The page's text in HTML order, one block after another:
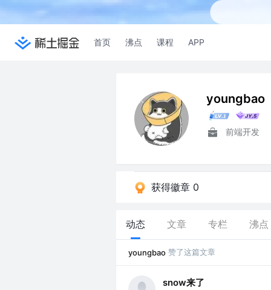
首页 沸点 课程 APP
youngbao
前端开发
获得徽章 0
动态 文章 专栏 沸点
youngbao 赞了这篇文章
snow来了